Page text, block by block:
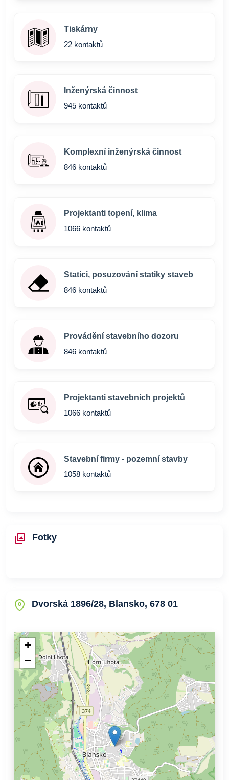
Tiskárny
22 kontaktů
Inženýrská činnost
945 kontaktů
Komplexní inženýrská činnost
846 kontaktů
Projektanti topení, klima
1066 kontaktů
Statici, posuzování statiky staveb
846 kontaktů
Provádění stavebního dozoru
846 kontaktů
Projektanti stavebních projektů
1066 kontaktů
Stavební firmy - pozemní stavby
1058 kontaktů
Fotky
Dvorská 1896/28, Blansko, 678 01
+
−